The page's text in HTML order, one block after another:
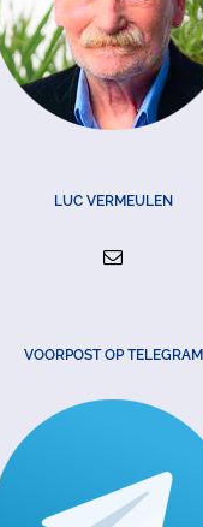
LUC VERMEULEN
VOORPOST OP TELEGRAM